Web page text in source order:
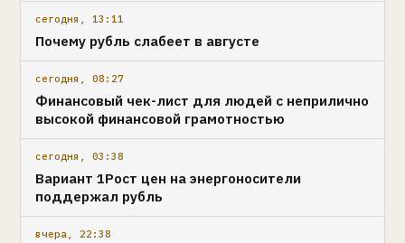
сегодня, 13:11
Почему рубль слабеет в августе
сегодня, 08:27
Финансовый чек-лист для людей с неприлично
высокой финансовой грамотностью
сегодня, 03:38
Вариант 1Рост цен на энергоносители
поддержал рубль
вчера, 22:38